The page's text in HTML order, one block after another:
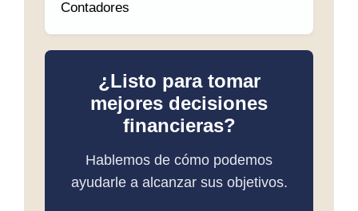
Contadores
¿Listo para tomar
mejores decisiones
financieras?
Hablemos de cómo podemos
ayudarle a alcanzar sus objetivos.